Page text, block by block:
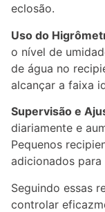
eclosão.
Uso do
o nível de
de água no
alcançar a faixa
Supervisão e
diariamente e
Pequenos
adicionados para
Seguindo essas
controlar